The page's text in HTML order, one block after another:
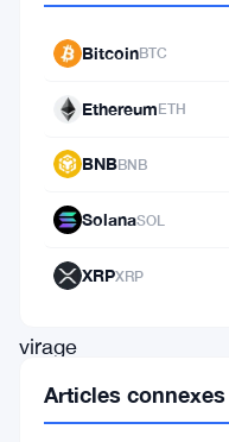
migrer
complètement
l’écosystème
Ethereum.
mouvement
marque
virage
stratégique
vers
BitcoinBTC
EthereumETH
BNBBNB
SolanaSOL
XRPXRP
Articles connexes